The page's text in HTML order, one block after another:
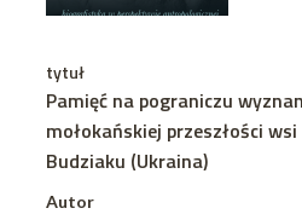
tytuł
Pamięć na pograniczu
mołokańskiej przeszłości
Budziaku (Ukraina)
Autor